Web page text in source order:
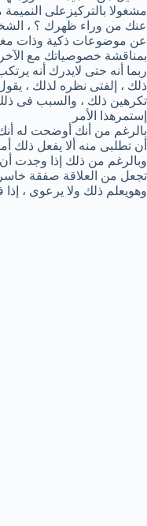
مشغولا بالتركيزعلى
عنك من وراء ظهرك ؟ ،
عن موضوعات ذكية وذات
بمناقشة خصوصياتك مع
ربما أنه حتى لايدرك أنه
ذلك ، إلفتى نظره لذلك ،
تكرهين ذلك ، والسبب فى
إستمرهذا الأمر
بالرغم من أنك أوضحت له
أن تطلبى منه ألا يفعل ذلك
وبالرغم من ذلك إذا وجدت أن
تجعل من العلاقة صفقة
وهويعلم ذلك ولا يرعوى ،